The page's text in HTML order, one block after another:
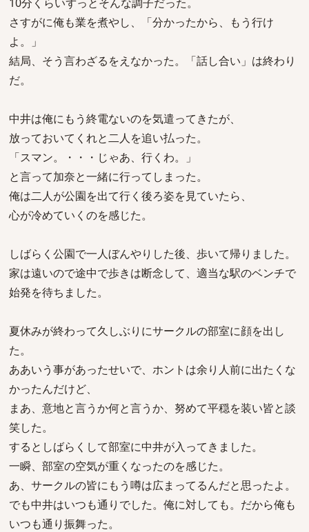
さすがに俺も業を煮やし、「分かったから、もう行け
よ。」
結局、そう言わざるをえなかった。「話し合い」は終わり
だ。
中井は俺にもう終電ないのを気遣ってきたが、
放っておいてくれと二人を追い払った。
「スマン。・・・じゃあ、行くわ。」
と言って加奈と一緒に行ってしまった。
俺は二人が公園を出て行く後ろ姿を見ていたら、
心が冷めていくのを感じた。
しばらく公園で一人ぼんやりした後、歩いて帰りました。
家は遠いので途中で歩きは断念して、適当な駅のベンチで
始発を待ちました。
夏休みが終わって久しぶりにサークルの部室に顔を出し
た。
ああいう事があったせいで、ホントは余り人前に出たくな
かったんだけど、
まあ、意地と言うか何と言うか、努めて平穏を装い皆と談
笑した。
するとしばらくして部室に中井が入ってきました。
一瞬、部室の空気が重くなったのを感じた。
あ、サークルの皆にもう噂は広まってるんだと思ったよ。
でも中井はいつも通りでした。俺に対しても。だから俺も
いつも通り振舞った。